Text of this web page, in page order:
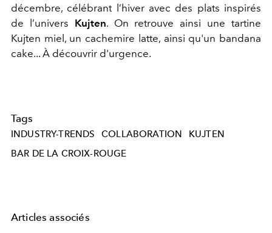
décembre, célébrant l’hiver avec des plats inspirés
de l’univers Kujten. On retrouve ainsi une tartine
Kujten miel, un cachemire latte, ainsi qu'un bandana
cake... À découvrir d'urgence.
Tags
INDUSTRY-TRENDS COLLABORATION
KUJTEN
BAR DE LA CROIX-ROUGE
Articles associés